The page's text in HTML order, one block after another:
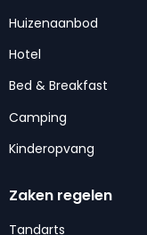
Huizenaanbod
Hotel
Bed & Breakfast
Camping
Kinderopvang
Zaken regelen
Tandarts